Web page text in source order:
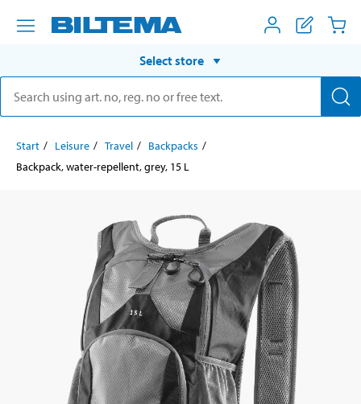
Select store
Start Leisure Travel
Backpacks
Backpack, water-repellent, grey, 15 L